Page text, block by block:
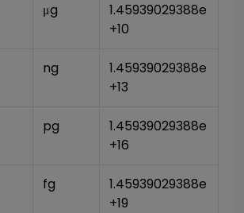
μg
1.45939029388e
+10
ng
1.45939029388e
+13
pg
1.45939029388e
+16
fg
1.45939029388e
+19